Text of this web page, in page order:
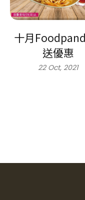
十月
送優惠
22 Oct, 2021